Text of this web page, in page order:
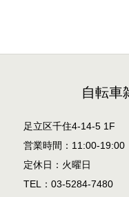
自転車
足立区千住4-14-5 1F
営業時間：11:00-19:00
定休日：火曜日
TEL：03-5284-7480